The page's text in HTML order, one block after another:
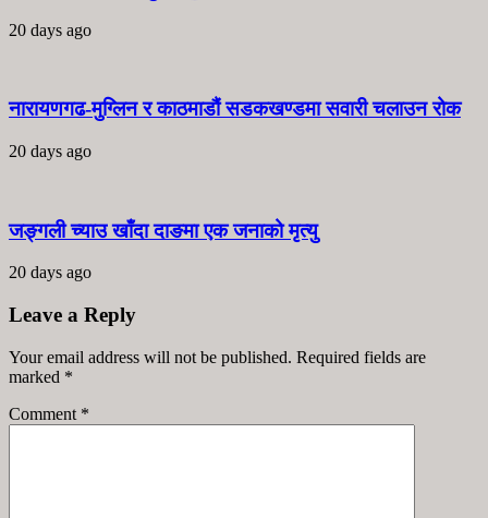
20 days ago
नारायणगढ-मुग्लिन र काठमाडौं सडकखण्डमा सवारी चलाउन रोक
20 days ago
जङ्गली च्याउ खाँदा दाङमा एक जनाको मृत्यु
20 days ago
Leave a Reply
Your email address will not be published. Required fields are
marked *
Comment *